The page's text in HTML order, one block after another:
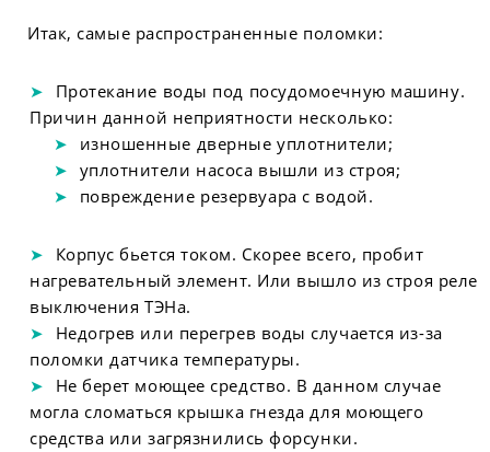
Итак, самые распространенные поломки:
Протекание воды под посудомоечную машину.
Причин данной неприятности несколько:
изношенные дверные уплотнители;
уплотнители насоса вышли из строя;
повреждение резервуара с водой.
Корпус бьется током. Скорее всего, пробит
нагревательный элемент. Или вышло из строя реле
выключения ТЭНа.
Недогрев или перегрев воды случается из-за
поломки датчика температуры.
Не берет моющее средство. В данном случае
могла сломаться крышка гнезда для моющего
средства или загрязнились форсунки.